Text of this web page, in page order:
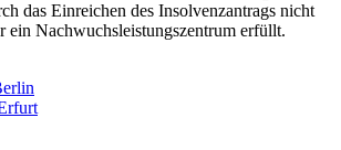
das Einreichen des Insolvenzantrags nicht
ein Nachwuchsleistungszentrum erfüllt.